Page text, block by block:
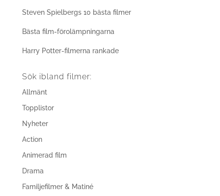
Steven Spielbergs 10 bästa filmer
Bästa film-förolämpningarna
Harry Potter-filmerna rankade
Sök ibland filmer:
Allmänt
Topplistor
Nyheter
Action
Animerad film
Drama
Familjefilmer & Matiné